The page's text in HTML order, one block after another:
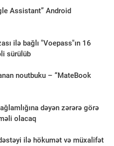
Assistant” Android
ilə bağlı "Voepass"ın 16
sürülüb
noutbuku – “MateBook
dəyən zərərə görə
olacaq
ilə hökumət və müxalifət